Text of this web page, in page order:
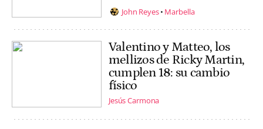
John Reyes Marbella
Valentino y Matteo, los
mellizos de Ricky Martin,
cumplen 18: su cambio
físico
Jesús Carmona